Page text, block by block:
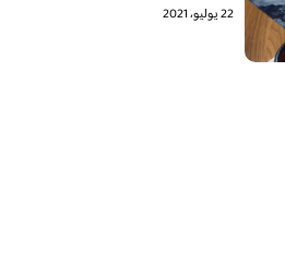
22 يوليو، 2021